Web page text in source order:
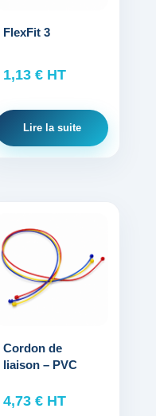
FlexFit 3
1,13€ HT
Lire la suite
Cordon de
liaison – PVC
4,73€ HT
produit
plusieurs
variations.
options
peuvent
choisies